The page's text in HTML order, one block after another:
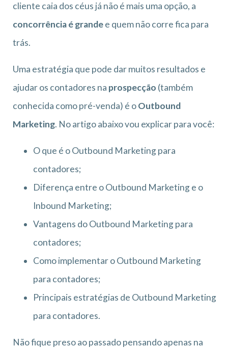
cliente caia dos céus já não é mais uma opção, a
concorrência é grandee quem não corre fica para
trás.
Uma estratégia que pode dar muitos resultados e
ajudar os contadores na prospecção (também
conhecida como pré-venda) é oOutbound
Marketing. No artigo abaixo vou explicar para você:
O que é o Outbound Marketing para
contadores;
Diferença entre o Outbound Marketing e o
Inbound Marketing;
Vantagens do Outbound Marketing para
contadores;
Como implementar o Outbound Marketing
para contadores;
Principais estratégias de Outbound Marketing
para contadores.
Não fique preso ao passado pensando apenas na